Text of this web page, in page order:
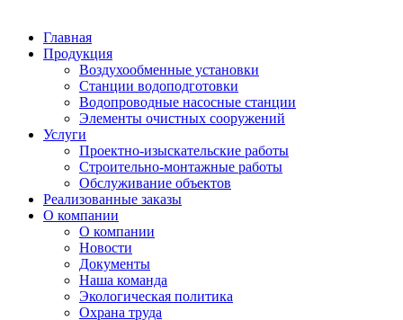
Главная
Продукция
Воздухообменные установки
Станции водоподготовки
Водопроводные насосные станции
Элементы очистных сооружений
Услуги
Проектно-изыскательские работы
Строительно-монтажные работы
Обслуживание объектов
Реализованные заказы
О компании
О компании
Новости
Документы
Наша команда
Экологическая политика
Охрана труда